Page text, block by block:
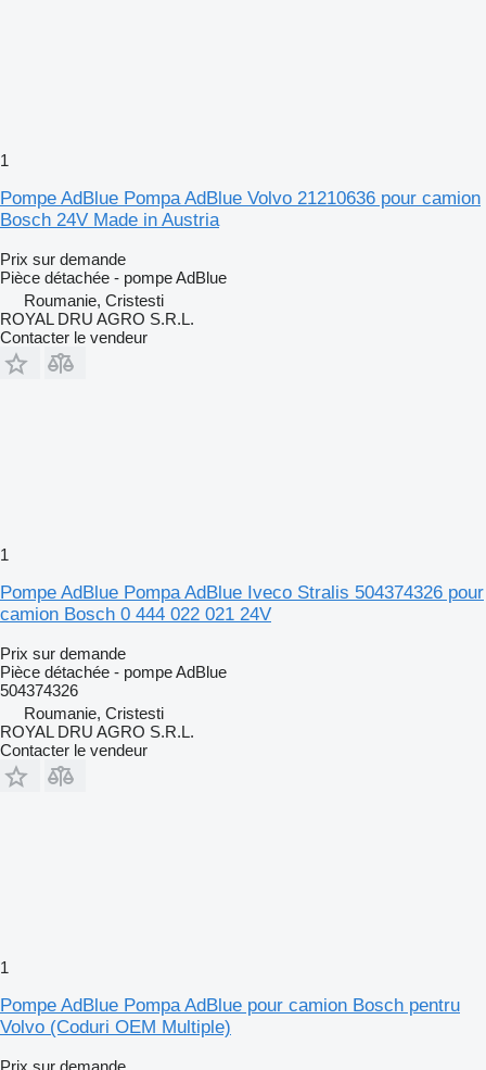
1
Pompe AdBlue Pompa AdBlue Volvo 21210636 pour camion
Bosch 24V Made in Austria
Prix sur demande
Pièce détachée - pompe AdBlue
Roumanie, Cristesti
ROYAL DRU AGRO S.R.L.
Contacter le vendeur
1
Pompe AdBlue Pompa AdBlue Iveco Stralis 504374326 pour
camion Bosch 0 444 022 021 24V
Prix sur demande
Pièce détachée - pompe AdBlue
504374326
Roumanie, Cristesti
ROYAL DRU AGRO S.R.L.
Contacter le vendeur
1
Pompe AdBlue Pompa AdBlue pour camion Bosch pentru
Volvo (Coduri OEM Multiple)
Prix sur demande